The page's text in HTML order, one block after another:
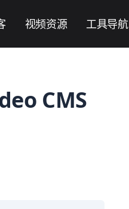
视频资源 工具导航
CMS